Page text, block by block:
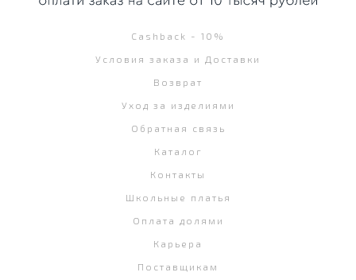
Cashback - 10%
Условия заказа и Доставки
Возврат
Уход за изделиями
Обратная связь
Каталог
Контакты
Школьные платья
Оплата долями
Карьера
Поставщикам